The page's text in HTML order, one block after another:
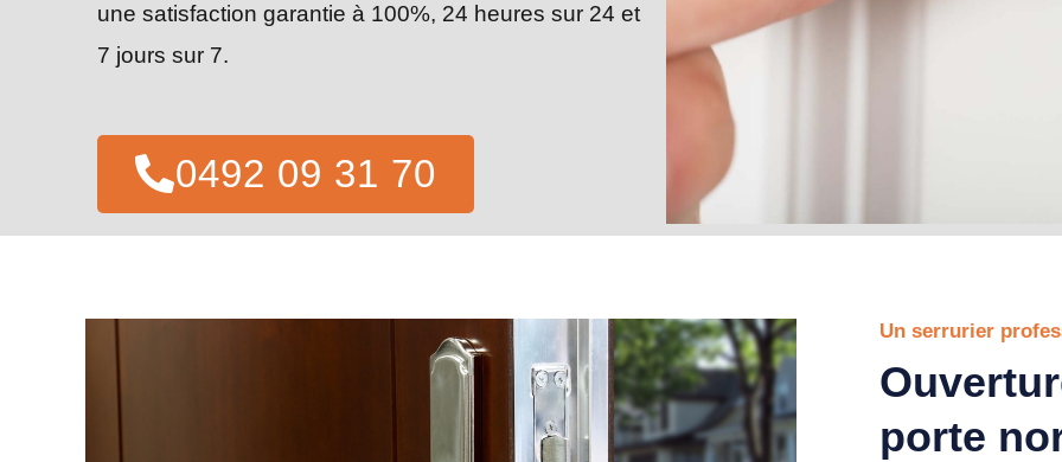
une satisfaction garantie à 100%, 24 heures sur 24 et
7 jours sur 7.
0492 09 31 70
Un serrurier
porte